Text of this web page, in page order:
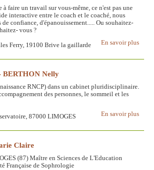
à faire un travail sur vous-même, ce n'est pas une
interactive entre le coach et le coaché, nous
de confiance, d'épanouissement..... Ou souhaitez-
vous ?
En savoir plus
Ferry, 19100 Brive la gaillarde
BERTHON Nelly
RNCP) dans un cabinet pluridisciplinaire.
des personnes, le sommeil et les
En savoir plus
87000 LIMOGES
Claire
(87) Maître en Sciences de L'Education
Française de Sophrologie